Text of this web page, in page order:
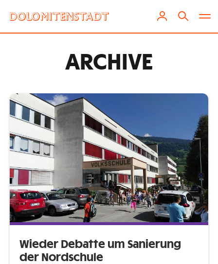
ARCHIVE
Wieder Debatte um Sanierung
der Nordschule